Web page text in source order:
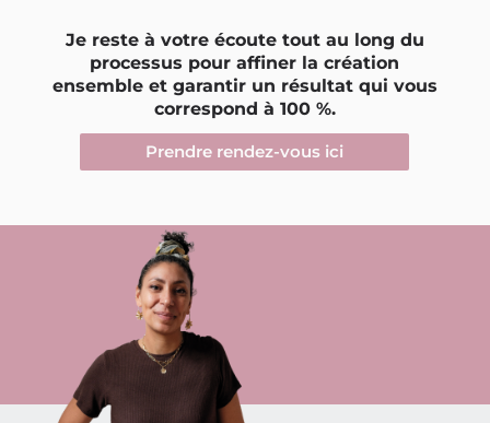
Je reste à votre écoute tout au long du
processus pour affiner la création
ensemble et garantir un résultat qui vous
correspond à 100 %.
Prendre rendez-vous ici